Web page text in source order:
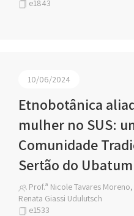
e1843
10/06/2024
Etnobotânica
mulher no SUS:
Comunidade
Sertão do
Prof.ª Nicole Tavares
Renata Giassi Udulutsch
e1533